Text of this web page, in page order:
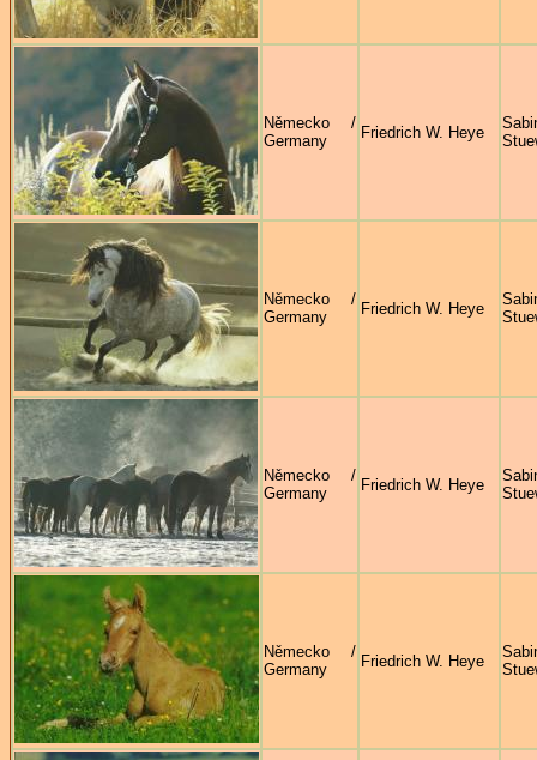
Německo /
Germany
Friedrich W. Heye
Německo /
Germany
Friedrich W. Heye
Německo /
Germany
Friedrich W. Heye
Německo /
Germany
Friedrich W. Heye